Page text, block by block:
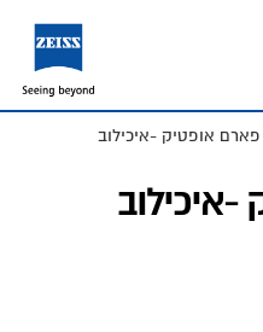
אופטיק -איכילוב
-איכילוב